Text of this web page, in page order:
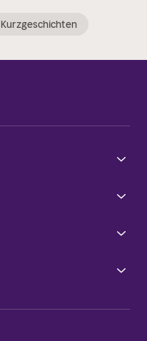
Kurzgeschichten